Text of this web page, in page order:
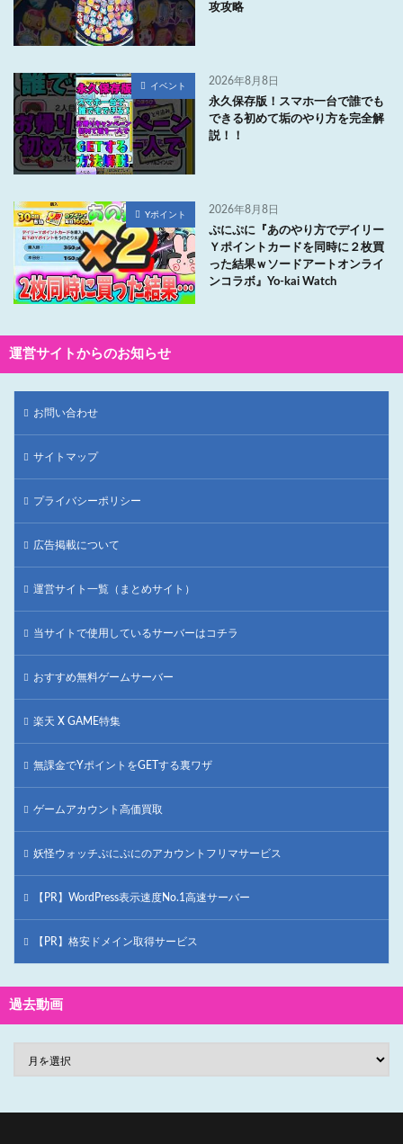
攻攻略
イベント 2026年8月8日
永久保存版！スマホ一台で誰でも
できる初めて垢のやり方を完全解
説！！
Yポイント 2026年8月8日
ぷにぷに『あのやり方でデイリー
Ｙポイントカードを同時に２枚買
った結果ｗソードアートオンライ
ンコラボ』Yo-kai Watch
運営サイトからのお知らせ
お問い合わせ
サイトマップ
プライバシーポリシー
広告掲載について
運営サイト一覧（まとめサイト）
当サイトで使用しているサーバーはコチラ
おすすめ無料ゲームサーバー
楽天 X GAME特集
無課金でYポイントをGETする裏ワザ
ゲームアカウント高価買取
妖怪ウォッチぷにぷにのアカウントフリマサービス
【PR】WordPress表示速度No.1高速サーバー
【PR】格安ドメイン取得サービス
過去動画